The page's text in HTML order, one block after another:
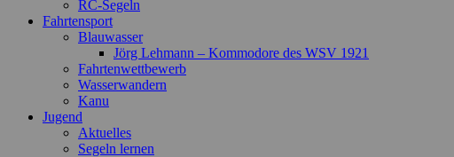
RC-Segeln
Fahrtensport
Blauwasser
Jörg Lehmann – Kommodore des WSV 1921
Fahrtenwettbewerb
Wasserwandern
Kanu
Jugend
Aktuelles
Segeln lernen